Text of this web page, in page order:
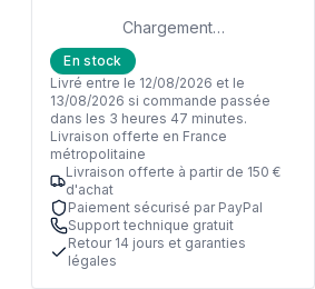
Chargement…
En stock
Livré entre le 12/08/2026 et le
13/08/2026 si commande passée
dans les 3 heures 47 minutes.
Livraison offerte en France
métropolitaine
Livraison offerte à partir de 150 €
d'achat
Paiement sécurisé par PayPal
Support technique gratuit
Retour 14 jours et garanties
légales